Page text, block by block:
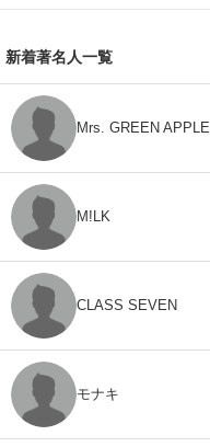
新着著名人一覧
Mrs. GREEN APPLE
M!LK
CLASS SEVEN
モナキ